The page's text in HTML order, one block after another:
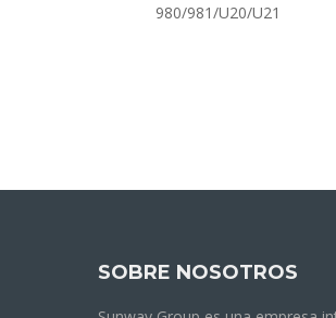
980/981/U20/U21
SOBRE NOSOTROS